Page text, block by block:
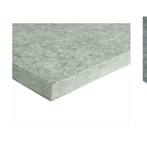
516.00